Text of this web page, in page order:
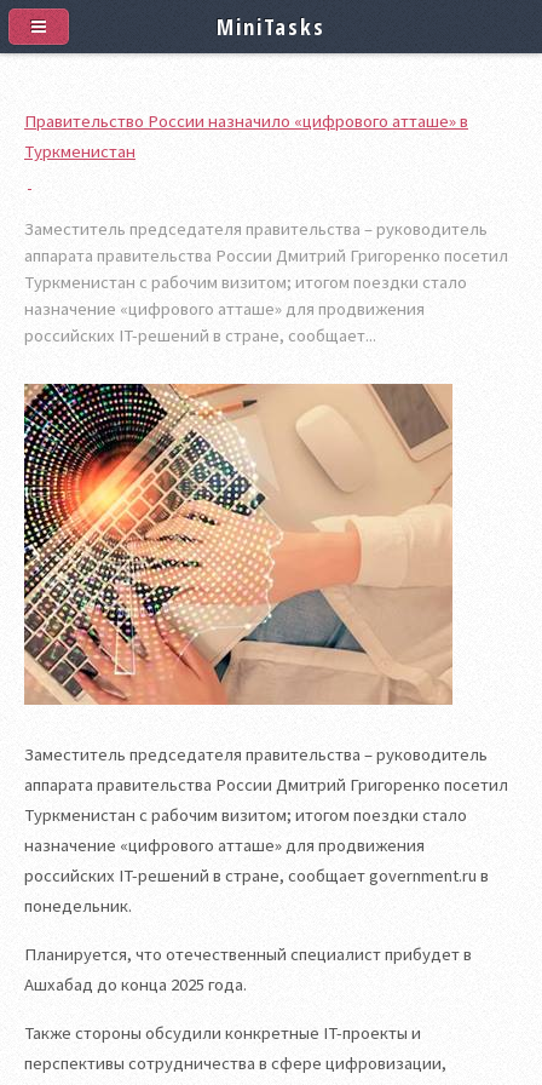
Правительство России назначило «цифрового атташе» в
Туркменистан
Заместитель председателя правительства – руководитель
аппарата правительства России Дмитрий Григоренко посетил
Туркменистан с рабочим визитом; итогом поездки стало
назначение «цифрового атташе» для продвижения
российских IT-решений в стране, сообщает...
Заместитель председателя правительства – руководитель
аппарата правительства России Дмитрий Григоренко посетил
Туркменистан с рабочим визитом; итогом поездки стало
назначение «цифрового атташе» для продвижения
российских IT-решений в стране, сообщает government.ru в
понедельник.
Планируется, что отечественный специалист прибудет в
Ашхабад до конца 2025 года.
Также стороны обсудили конкретные IT-проекты и
перспективы сотрудничества в сфере цифровизации,
MiniTasks